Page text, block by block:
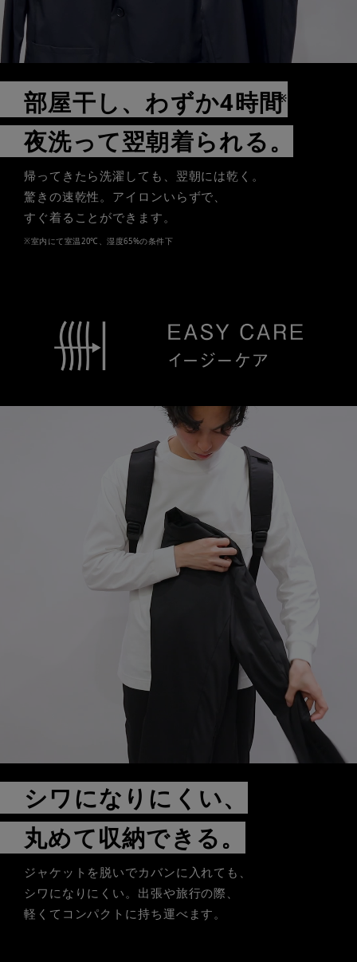
部屋干し、わずか4時間※
夜洗って翌朝着られる。
帰ってきたら洗濯しても、翌朝には乾く。
驚きの速乾性。アイロンいらずで、
すぐ着ることができます。
※室内にて室温20℃、湿度65%の条件下
シワになりにくい、
丸めて収納できる。
ジャケットを脱いでカバンに入れても、
シワになりにくい。出張や旅行の際、
軽くてコンパクトに持ち運べます。